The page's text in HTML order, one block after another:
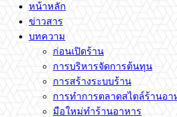
หน้าหลัก
ข่าวสาร
บทความ
ก่อนเปิดร้าน
การบริหารจัดการต้นทุน
การสร้างระบบร้าน
การทำการตลาดสไตล์ร้านอา
มือใหม่ทำร้านอาหาร